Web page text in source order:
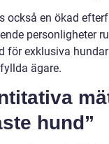
också en ökad
personligheter
för exklusiva
ägare.
hund”